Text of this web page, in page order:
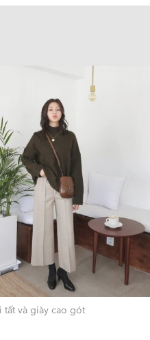
và giày cao gót